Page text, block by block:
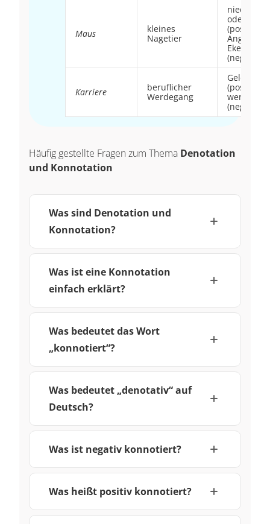
Maus
kleines
Nagetier
niedlich
oder süß
(positiv),
Angst
Ekel
(negativ)
Karriere
beruflicher
Werdegang
Geld
(positiv),
wenig Zeit
(negativ)
Häufig gestellte Fragen zum Thema Denotation
und Konnotation
Was sind Denotation und
Konnotation?
Was ist eine Konnotation
einfach erklärt?
Was bedeutet das Wort
„konnotiert“?
Was bedeutet „denotativ“ auf
Deutsch?
Was ist negativ konnotiert?
Was heißt positiv konnotiert?